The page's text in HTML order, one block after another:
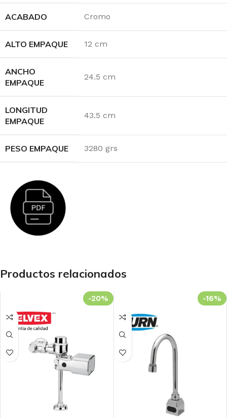
ACABADO Cromo
ALTO EMPAQUE 12 cm
ANCHO
EMPAQUE
24.5 cm
LONGITUD
EMPAQUE
43.5 cm
PESO EMPAQUE 3280 grs
Productos relacionados
-20% -16%